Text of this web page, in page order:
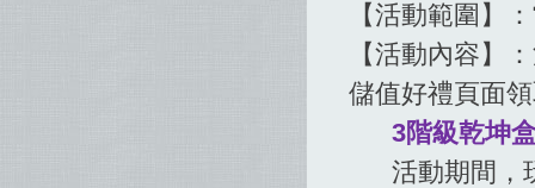
【活動範圍】
【活動內容】
儲值好禮頁面
3階級乾坤
活動期間，